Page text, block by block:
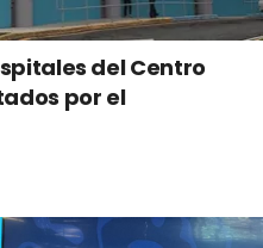
del Centro
por el